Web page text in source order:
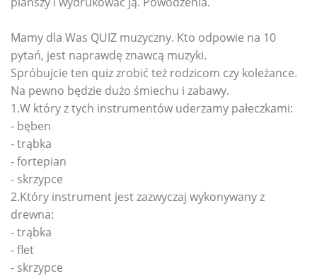
Mamy dla Was QUIZ muzyczny. Kto odpowie na 10
pytań, jest naprawdę znawcą muzyki.
Spróbujcie ten quiz zrobić też rodzicom czy koleżance.
Na pewno będzie dużo śmiechu i zabawy.
1.W który z tych instrumentów uderzamy pałeczkami:
- bęben
- trąbka
- fortepian
- skrzypce
2.Który instrument jest zazwyczaj wykonywany z
drewna:
- trąbka
- flet
- skrzypce